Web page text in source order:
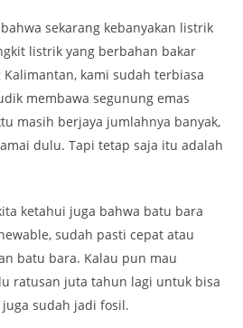
sekarang kebanyakan listrik
listrik yang berbahan bakar
kami sudah terbiasa
membawa segunung emas
masih berjaya jumlahnya banyak,
dulu. Tapi tetap saja itu adalah
ketahui juga bahwa batu bara
sudah pasti cepat atau
batu bara. Kalau pun mau
ratusan juta tahun lagi untuk bisa
sudah jadi fosil.